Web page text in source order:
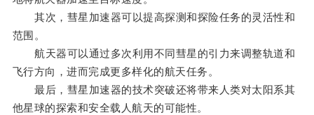
其次，彗星加速器可以提高探测和探险任务的灵活性和
范围。
航天器可以通过多次利用不同彗星的引力来调整轨道和
飞行方向，进而完成更多样化的航天任务。
最后，彗星加速器的技术突破还将带来人类对太阳系其
他星球的探索和安全载人航天的可能性。